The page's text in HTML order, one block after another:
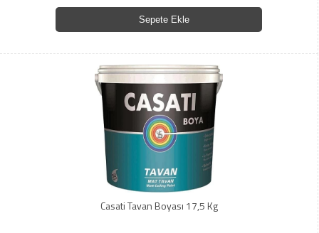
Sepete Ekle
Casati Tavan Boyası 17,5 Kg